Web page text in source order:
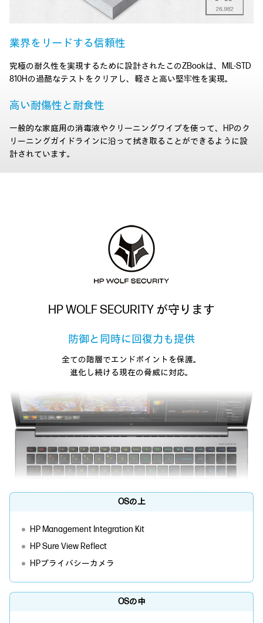
業界をリードする信頼性
究極の耐久性を実現するために設計されたこのZBookは、MIL-STD
810Hの過酷なテストをクリアし、軽さと高い堅牢性を実現。
高い耐傷性と耐食性
一般的な家庭用の消毒液やクリーニングワイプを使って、HPのク
リーニングガイドラインに沿って拭き取ることができるように設
計されています。
HP WOLF SECURITY が守ります
防御と同時に回復力も提供
全ての階層でエンドポイントを保護。
進化し続ける現在の脅威に対応。
OSの上
HP Management Integration Kit
HP Sure View Reflect
HPプライバシーカメラ
OSの中